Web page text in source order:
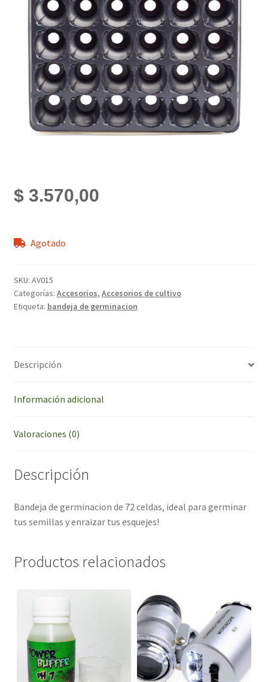
$3.570,00
Agotado
SKU: AV015
Categorías: Accesorios, Accesorios de cultivo
Etiqueta: bandeja de germinacion
Descripción
Información adicional
Valoraciones (0)
Descripción
Bandeja de germinacion de 72 celdas, ideal para germinar
tus semillas y enraizar tus esquejes!
Productos relacionados